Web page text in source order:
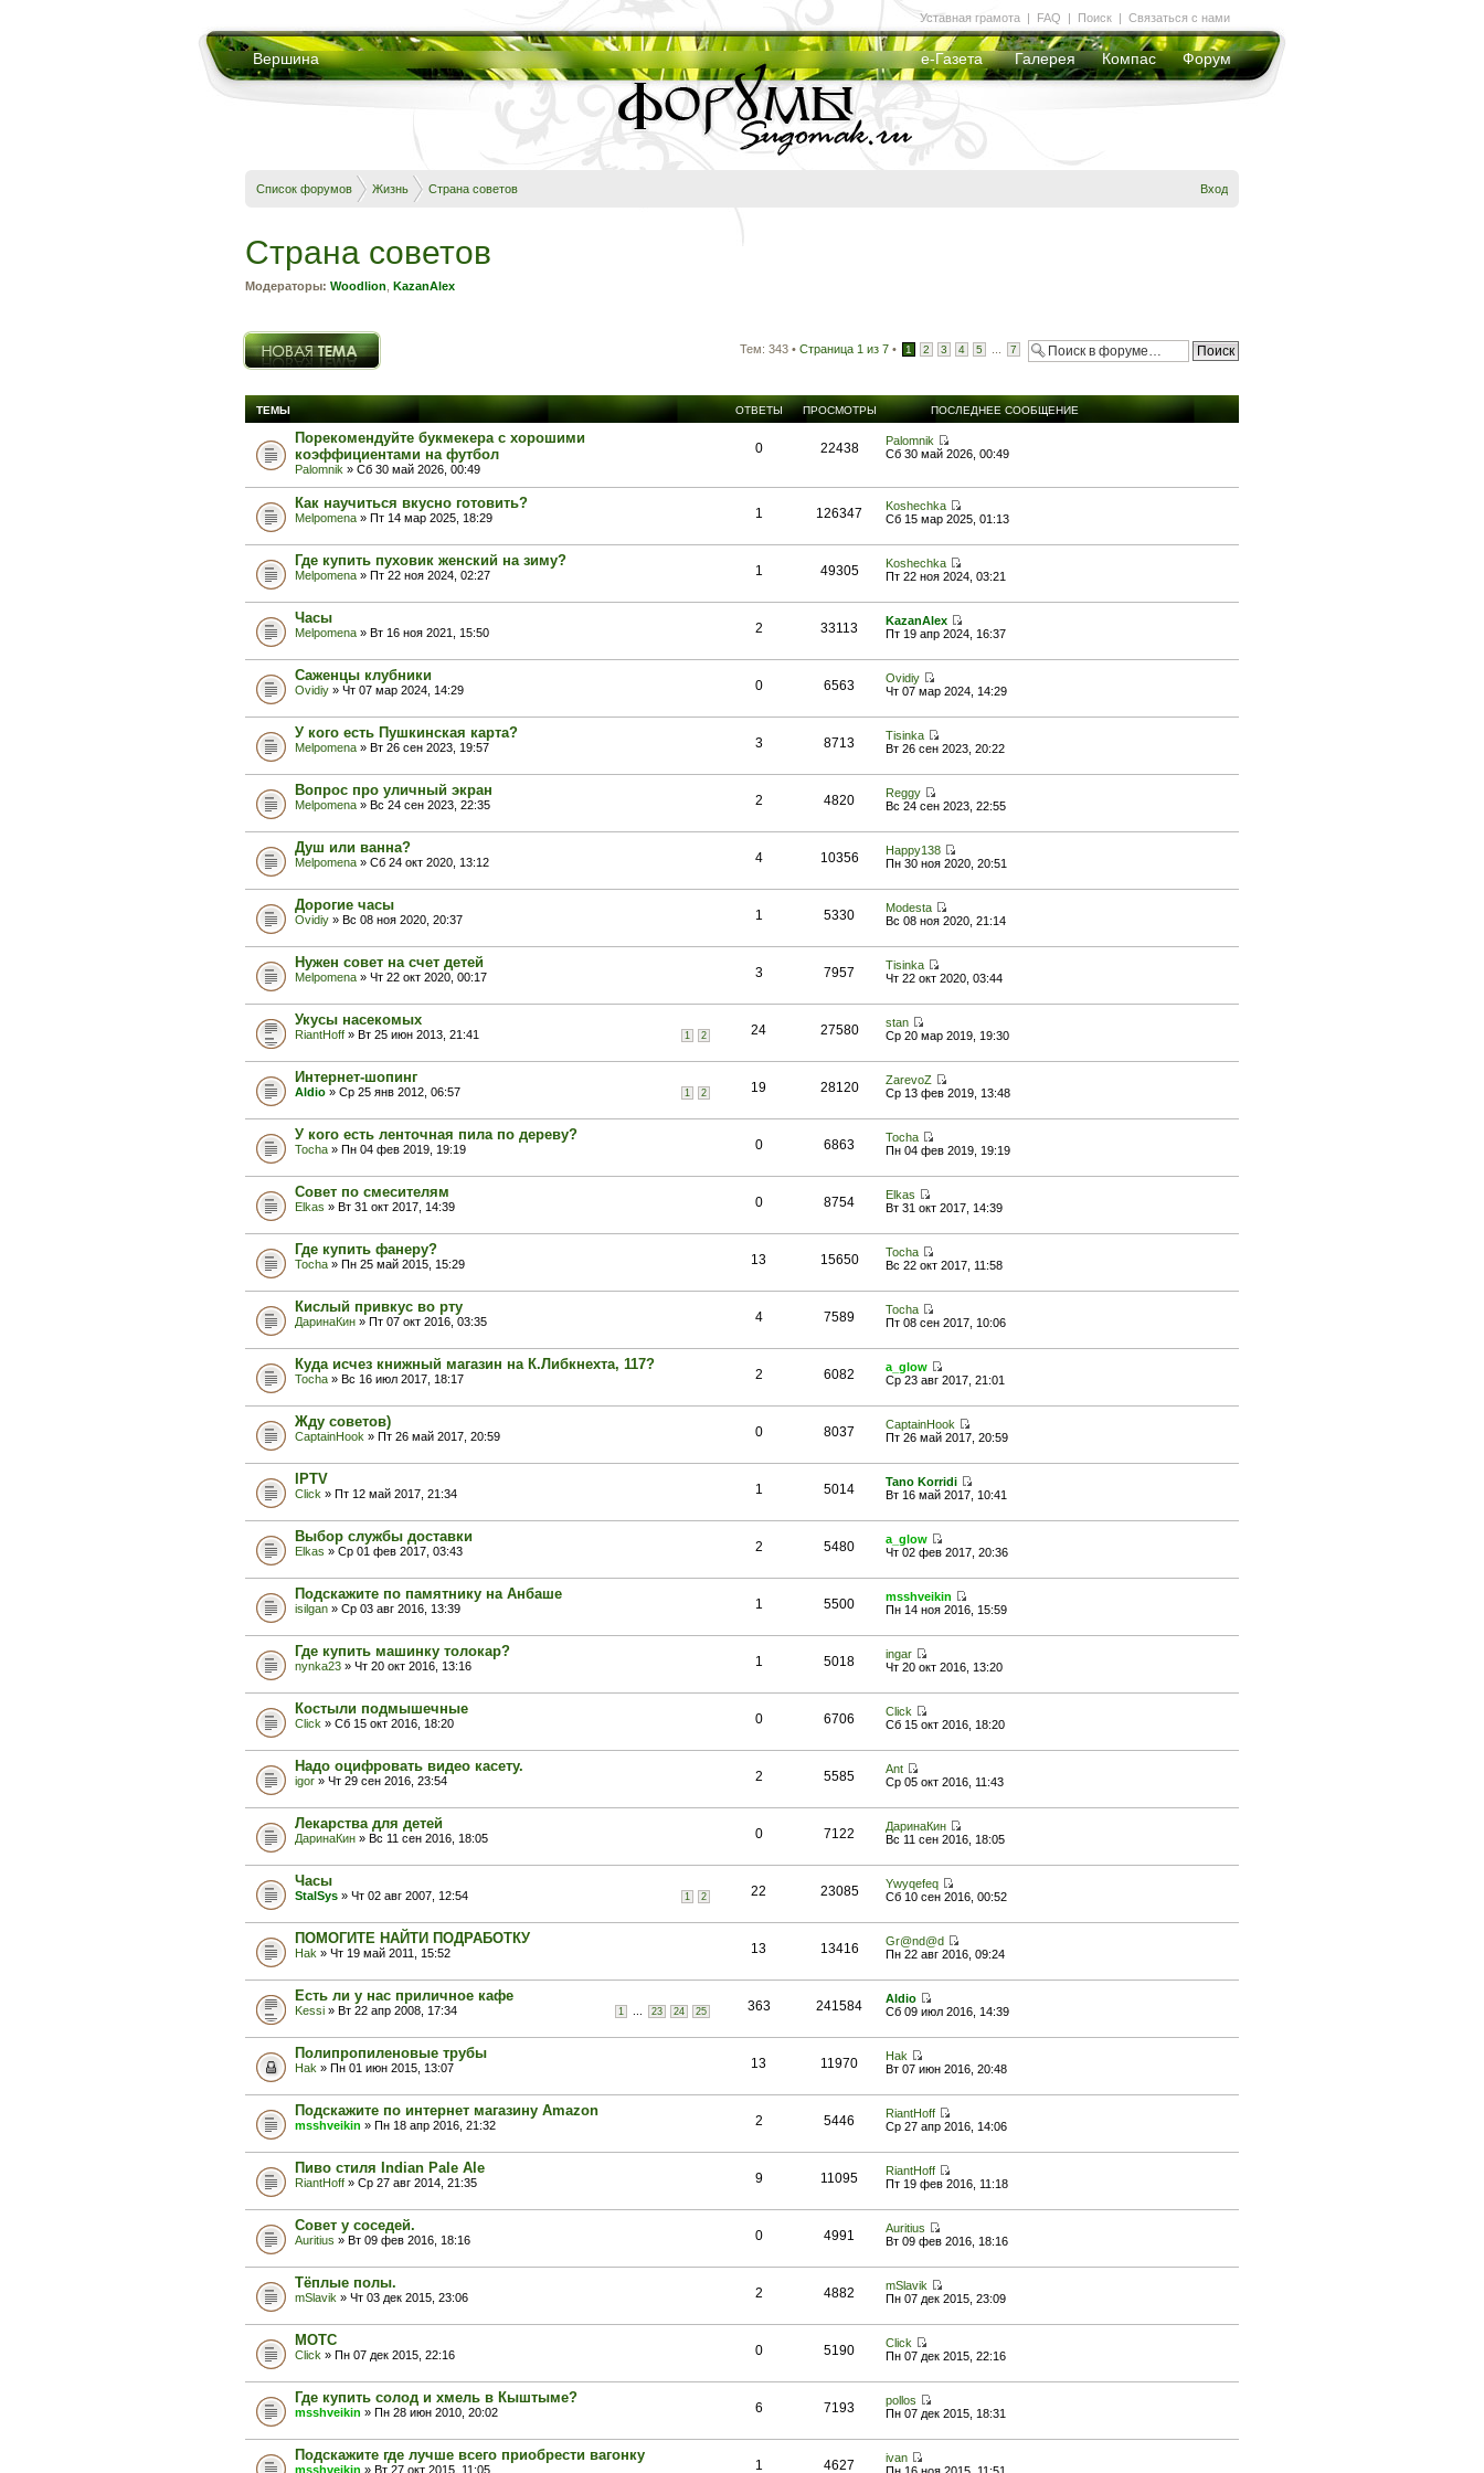
Вершина е-Газета Галерея Компас Форум
Уставная грамота | FAQ | Поиск | Связаться с нами
Список форумов Жизнь Страна советов Вход
Страна советов
Модераторы: Woodlion KazanAlex
Новая тема
Тем: 343 • Страница 1 из 7 • 1 2 3 4 5 7
ТЕМЫ ОТВЕТЫ ПРОСМОТРЫ ПОСЛЕДНЕЕ СООБЩЕНИЕ
Порекомендуйте букмекера с хорошими
коэффициентами на футбол
Palomnik » Сб 30 май 2026, 00:49
0 22438
Palomnik
Сб 30 май 2026, 00:49
Как научиться вкусно готовить?
Melpomena » Пт 14 мар 2025, 18:29 1 126347
Koshechka
Сб 15 мар 2025, 01:13
Где купить пуховик женский на зиму?
Melpomena » Пт 22 ноя 2024, 02:27 1 49305
Koshechka
Пт 22 ноя 2024, 03:21
Часы
Melpomena » Вт 16 ноя 2021, 15:50 2 33113
KazanAlex
Пт 19 апр 2024, 16:37
Саженцы клубники
Ovidiy » Чт 07 мар 2024, 14:29 0 6563
Ovidiy
Чт 07 мар 2024, 14:29
У кого есть Пушкинская карта?
Melpomena » Вт 26 сен 2023, 19:57 3 8713
Tisinka
Вт 26 сен 2023, 20:22
Вопрос про уличный экран
Melpomena » Вс 24 сен 2023, 22:35 2 4820
Reggy
Вс 24 сен 2023, 22:55
Душ или ванна?
Melpomena » Сб 24 окт 2020, 13:12 4 10356
Happy138
Пн 30 ноя 2020, 20:51
Дорогие часы
Ovidiy » Вс 08 ноя 2020, 20:37 1 5330
Modesta
Вс 08 ноя 2020, 21:14
Нужен совет на счет детей
Melpomena » Чт 22 окт 2020, 00:17 3 7957
Tisinka
Чт 22 окт 2020, 03:44
Укусы насекомых
1 2
RiantHoff » Вт 25 июн 2013, 21:41 24 27580
stan
Ср 20 мар 2019, 19:30
Интернет-шопинг
1 2
Aldio » Ср 25 янв 2012, 06:57 19 28120
ZarevoZ
Ср 13 фев 2019, 13:48
У кого есть ленточная пила по дереву?
Tocha » Пн 04 фев 2019, 19:19 0 6863
Tocha
Пн 04 фев 2019, 19:19
Совет по смесителям
Elkas » Вт 31 окт 2017, 14:39 0 8754
Elkas
Вт 31 окт 2017, 14:39
Где купить фанеру?
Tocha » Пн 25 май 2015, 15:29 13 15650
Tocha
Вс 22 окт 2017, 11:58
Кислый привкус во рту
ДаринаКин » Пт 07 окт 2016, 03:35 4 7589
Tocha
Пт 08 сен 2017, 10:06
Куда исчез книжный магазин на К.Либкнехта, 117?
Tocha » Вс 16 июл 2017, 18:17 2 6082
a_glow
Ср 23 авг 2017, 21:01
Жду советов)
CaptainHook » Пт 26 май 2017, 20:59 0 8037
CaptainHook
Пт 26 май 2017, 20:59
IPTV
Click » Пт 12 май 2017, 21:34 1 5014
Tano Korridi
Вт 16 май 2017, 10:41
Выбор службы доставки
Elkas » Ср 01 фев 2017, 03:43 2 5480
a_glow
Чт 02 фев 2017, 20:36
Подскажите по памятнику на Анбаше
isilgan » Ср 03 авг 2016, 13:39 1 5500
msshveikin
Пн 14 ноя 2016, 15:59
Где купить машинку толокар?
nynka23 » Чт 20 окт 2016, 13:16 1 5018
ingar
Чт 20 окт 2016, 13:20
Костыли подмышечные
Click » Сб 15 окт 2016, 18:20 0 6706
Click
Сб 15 окт 2016, 18:20
Надо оцифровать видео касету.
igor » Чт 29 сен 2016, 23:54 2 5585
Ant
Ср 05 окт 2016, 11:43
Лекарства для детей
ДаринаКин » Вс 11 сен 2016, 18:05 0 7122
ДаринаКин
Вс 11 сен 2016, 18:05
Часы
1 2
StalSys » Чт 02 авг 2007, 12:54 22 23085
Ywyqefeq
Сб 10 сен 2016, 00:52
ПОМОГИТЕ НАЙТИ ПОДРАБОТКУ
Hak » Чт 19 май 2011, 15:52 13 13416
Gr@nd@d
Пн 22 авг 2016, 09:24
Есть ли у нас приличное кафе
1 23 24 25
Kessi » Вт 22 апр 2008, 17:34 363 241584
Aldio
Сб 09 июл 2016, 14:39
Полипропиленовые трубы
Hak » Пн 01 июн 2015, 13:07 13 11970
Hak
Вт 07 июн 2016, 20:48
Подскажите по интернет магазину Amazon
msshveikin » Пн 18 апр 2016, 21:32 2 5446
RiantHoff
Ср 27 апр 2016, 14:06
Пиво стиля Indian Pale Ale
RiantHoff » Ср 27 авг 2014, 21:35 9 11095
RiantHoff
Пт 19 фев 2016, 11:18
Совет у соседей.
Auritius » Вт 09 фев 2016, 18:16 0 4991
Auritius
Вт 09 фев 2016, 18:16
Тёплые полы.
mSlavik » Чт 03 дек 2015, 23:06 2 4882
mSlavik
Пн 07 дек 2015, 23:09
МОТС
Click » Пн 07 дек 2015, 22:16 0 5190
Click
Пн 07 дек 2015, 22:16
Где купить солод и хмель в Кыштыме?
msshveikin » Пн 28 июн 2010, 20:02 6 7193
pollos
Пн 07 дек 2015, 18:31
Подскажите где лучше всего приобрести вагонку
msshveikin » Вт 27 окт 2015, 11:05 1 4627
ivan
Пн 16 ноя 2015, 11:51